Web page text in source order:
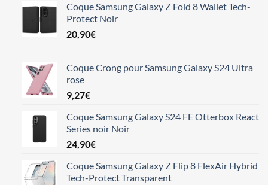
Coque Samsung Galaxy Z Fold 8 Wallet Tech-
Protect Noir
20,90€
Coque Crong pour Samsung Galaxy S24 Ultra
rose
9,27€
Coque Samsung Galaxy S24 FE Otterbox React
Series noir Noir
24,90€
Coque Samsung Galaxy Z Flip 8 FlexAir Hybrid
Tech-Protect Transparent